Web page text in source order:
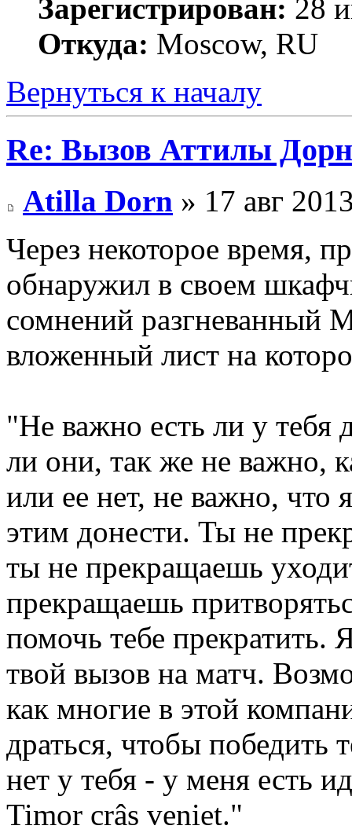
Зарегистрирован: 28
Откуда: Moscow, RU
Вернуться к началу
Re: Вызов Аттилы
Atilla Dorn » 17 авг
Через некоторое время,
обнаружил в своем
сомнений разгневанный
вложенный лист на
"Не важно есть ли у тебя
ли они, так же не важно,
или ее нет, не важно, что
этим донести. Ты не
ты не прекращаешь
прекращаешь
помочь тебе
твой вызов на матч.
как многие в этой
драться, чтобы победить
нет у тебя - у меня есть
Timor crâs veniet."